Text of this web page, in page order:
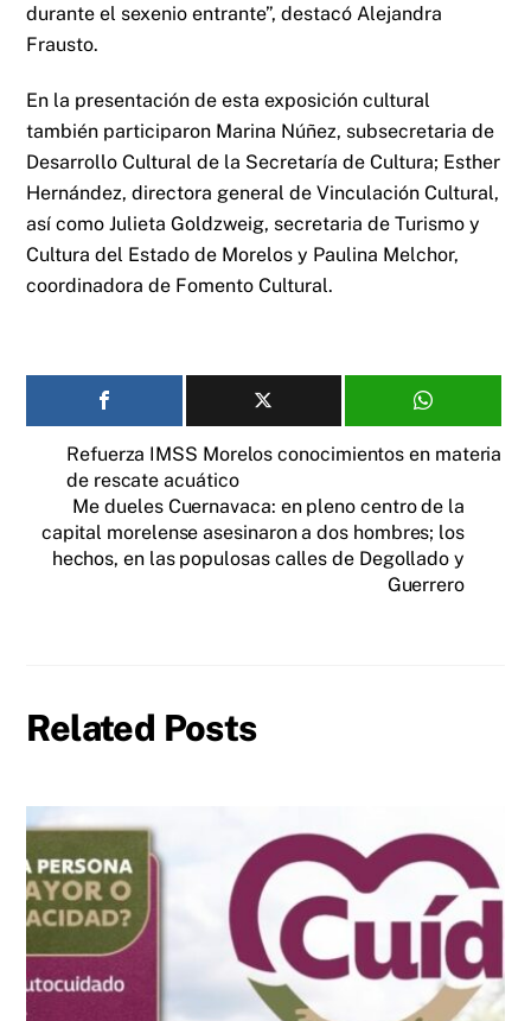
durante el sexenio entrante”, destacó Alejandra
Frausto.
En la presentación de esta exposición cultural
también participaron Marina Núñez, subsecretaria de
Desarrollo Cultural de la Secretaría de Cultura; Esther
Hernández, directora general de Vinculación Cultural,
así como Julieta Goldzweig, secretaria de Turismo y
Cultura del Estado de Morelos y Paulina Melchor,
coordinadora de Fomento Cultural.
Refuerza IMSS Morelos conocimientos en materia
de rescate acuático
Me dueles Cuernavaca: en pleno centro de la
capital morelense asesinaron a dos hombres; los
hechos, en las populosas calles de Degollado y
Guerrero
Related Posts